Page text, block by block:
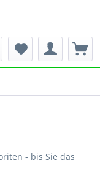
- bis Sie das